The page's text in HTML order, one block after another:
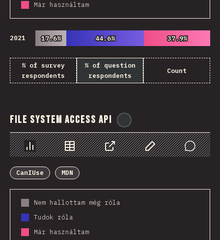
Már használtam
2021 17.6%
17.6% 44.6%
44.6% 37.9%
37.9%
% of survey
respondents
% of question
respondents
Count
File System Access API
Diagramok Adatok MegosztásCustomize Data
Comments
CanIUse
MDN
Nem hallottam még róla
Tudok róla
Már használtam